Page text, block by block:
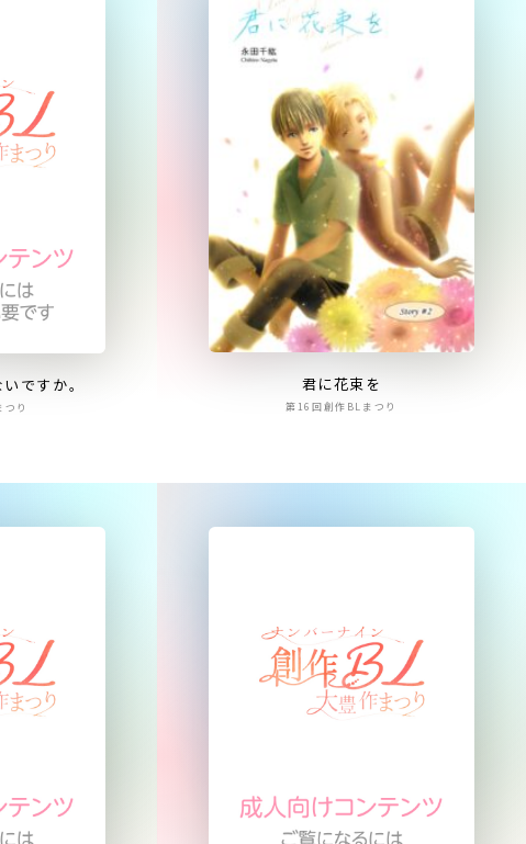
ですか。
り
君に花束を
第16回創作BLまつり